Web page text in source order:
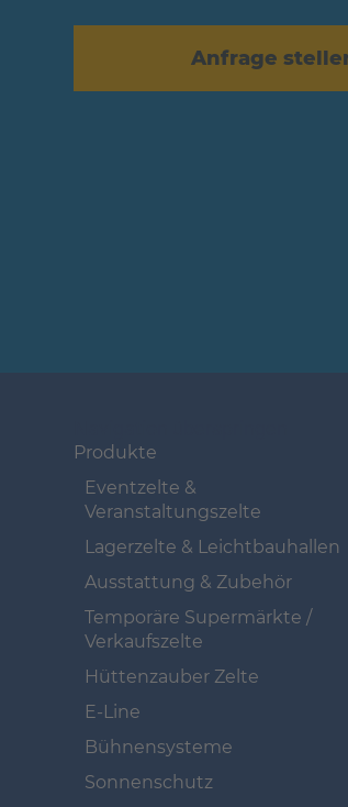
Anfrage
Produkte
Eventzelte &
Veranstaltungszelte
Lagerzelte & Leichtbauhallen
Ausstattung & Zubehör
Temporäre Supermärkte /
Verkaufszelte
Hüttenzauber Zelte
E-Line
Bühnensysteme
Sonnenschutz